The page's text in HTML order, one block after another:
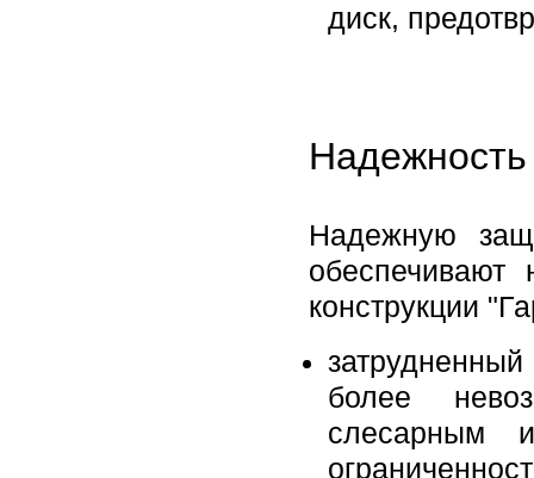
диск,
Надежную
обеспечивают
конструкции
более
слесарным